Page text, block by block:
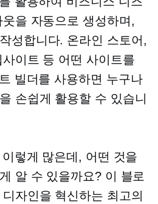
을 자동으로 생성하며,
성합니다. 온라인 스토어,
이트 등 어떤 사이트를
빌더를 사용하면 누구나
손쉽게 활용할 수 있습니
렇게 많은데, 어떤 것을
알 수 있을까요? 이 블로
자인을 혁신하는 최고의